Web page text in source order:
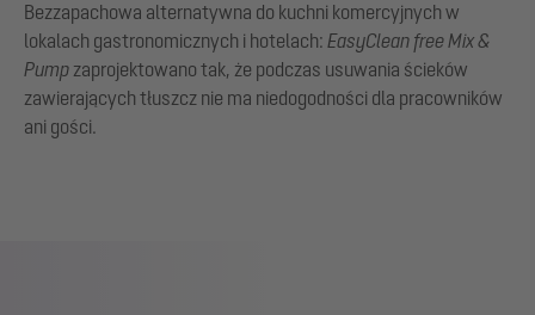
Bezzapachowa alternatywna do kuchni komercyjnych w
lokalach gastronomicznych i hotelach: EasyClean free Mix &
Pump zaprojektowano tak, że podczas usuwania ścieków
zawierających tłuszcz nie ma niedogodności dla pracowników
ani gości.